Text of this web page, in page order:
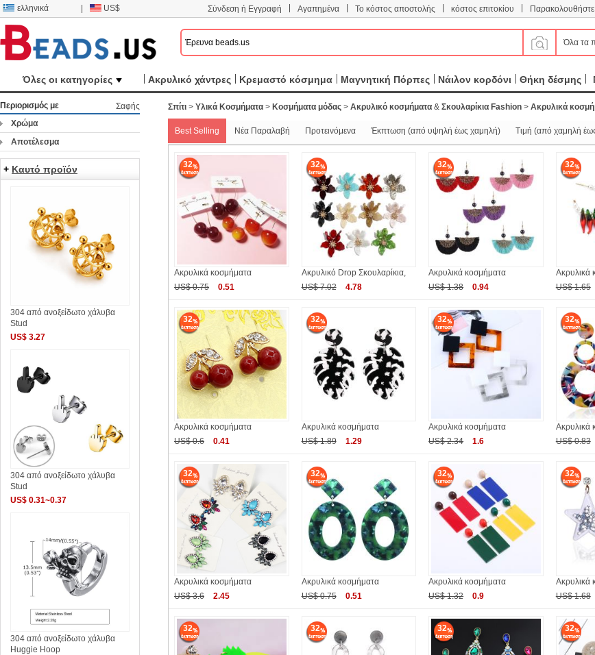
ελληνικά US$ Σύνδεση ή Εγγραφή Αγαπημένα Το κόστος αποστολής κόστος επιτοκίου Παρακολουθήστε
Όλα τα
Όλες οι κατηγορίες Ακρυλικό χάντρες Κρεμαστό κόσμημα Μαγνητική Πόρπες Νάιλον κορδόνι Θήκη δέσμης
Σπίτι> Υλικά Κοσμήματα> Κοσμήματα μόδας> Ακρυλικό κοσμήματα& Σκουλαρίκια Fashion> Ακρυλικά
Best Selling Νέα Παραλαβή Προτεινόμενα Έκπτωση (από υψηλή έως χαμηλή) Τιμή (από χαμηλή
32
Ακρυλικά κοσμήματα
US$ 0.75
0.51
32
Ακρυλικό Drop Σκουλαρίκια,
US$ 7.02
4.78
32
Ακρυλικά κοσμήματα
US$ 1.38
0.94
32
Ακρυλικά
US$ 1.65
32
Ακρυλικά κοσμήματα
US$ 0.6
0.41
32
Ακρυλικά κοσμήματα
US$ 1.89
1.29
32
Ακρυλικά κοσμήματα
US$ 2.34
1.6
32
Ακρυλικά
US$ 0.83
32
Ακρυλικά κοσμήματα
US$ 3.6
2.45
32
Ακρυλικά κοσμήματα
US$ 0.75
0.51
32
Ακρυλικά κοσμήματα
US$ 1.32
0.9
32
Ακρυλικά
US$ 1.68
32 32 32 32
Περιορισμός με
Σαφής
Χρώμα
Αποτέλεσμα
+ Καυτό προϊόν
304 από ανοξείδωτο χάλυβα
Stud
US$ 3.27
304 από ανοξείδωτο χάλυβα
Stud
US$ 0.31~0.37
304 από ανοξείδωτο χάλυβα
Huggie Hoop